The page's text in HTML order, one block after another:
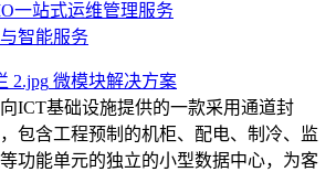
一站式运维管理服务
智能服务
微模块解决方案
ICT基础设施提供的一款采用通道封
包含工程预制的机柜、配电、制冷、监
功能单元的独立的小型数据中心，为客